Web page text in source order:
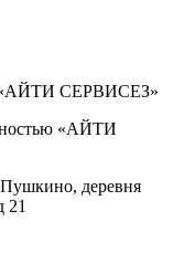
СЕРВИСЕЗ»
«АЙТИ
деревня
21